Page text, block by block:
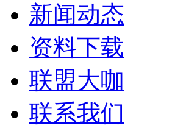
新闻动态
资料下载
联盟大咖
联系我们